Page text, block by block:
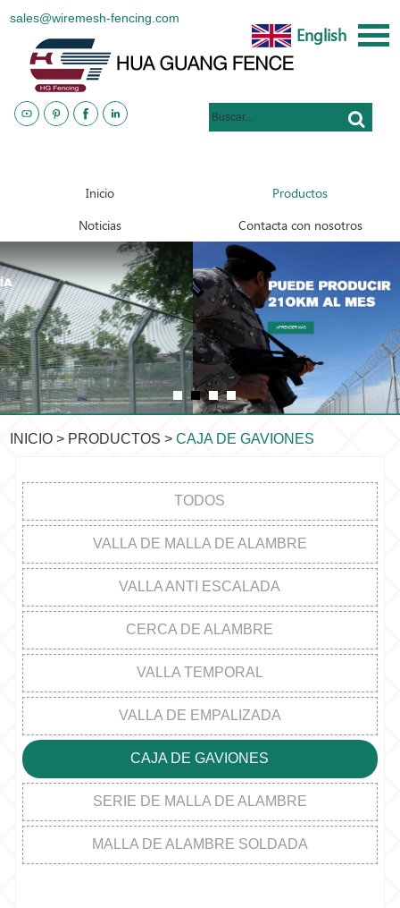
sales@wiremesh-fencing.com
English
Inicio Productos
Noticias Contacta con nosotros
INICIO > PRODUCTOS >CAJA DE GAVIONES
TODOS
VALLA DE MALLA DE ALAMBRE
VALLA ANTI ESCALADA
CERCA DE ALAMBRE
VALLA TEMPORAL
VALLA DE EMPALIZADA
CAJA DE GAVIONES
SERIE DE MALLA DE ALAMBRE
MALLA DE ALAMBRE SOLDADA